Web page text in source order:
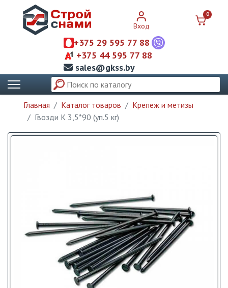
+375 29 595 77 88
+375 44 595 77 88
sales@gkss.by
Вход
0
Главная Каталог товаров
Крепеж и метизы
Гвозди К 3,5*90 (уп.5 кг)